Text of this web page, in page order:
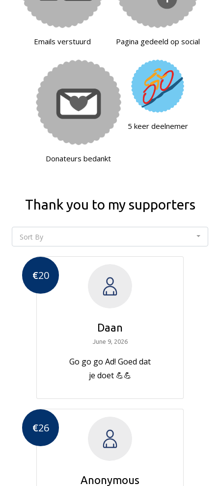
Emails verstuurd Pagina gedeeld op social
Donateurs bedankt
5 keer deelnemer
Thank you to my supporters
Sort By
€20
Daan
June 9, 2026
Go go go Ad! Goed dat
je doet 💪💪
€26
Anonymous